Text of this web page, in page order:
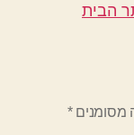
הבית
מסומנים*